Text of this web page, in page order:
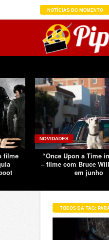
NOTÍCIAS DO MOMENTO
seguindo sucesso d ...
filme
NOVIDADES
“Once Upon a Time
– filme com Bruce
em junho
TODOS DA TAG: